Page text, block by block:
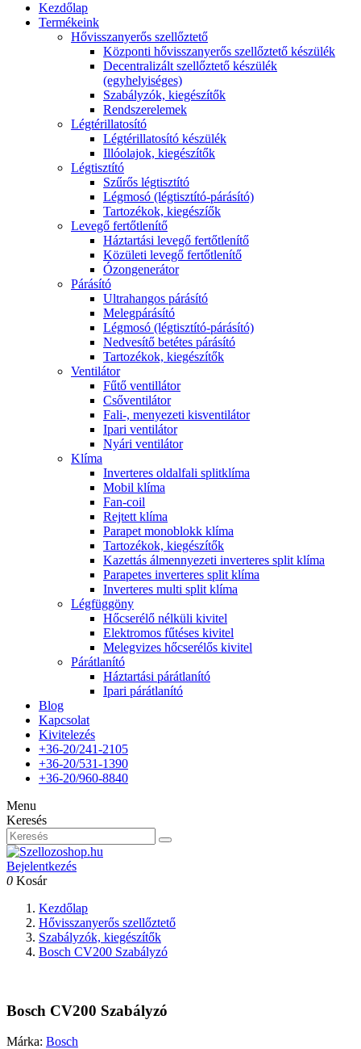
Kezdőlap
Termékeink
Hővisszanyerős szellőztető
Központi hővisszanyerős szellőztető készülék
Decentralizált szellőztető készülék
(egyhelyiséges)
Szabályzók, kiegészítők
Rendszerelemek
Légtérillatosító
Légtérillatosító készülék
Illóolajok, kiegészítők
Légtisztító
Szűrős légtisztító
Légmosó (légtisztító-párásító)
Tartozékok, kiegészíők
Levegő fertőtlenítő
Háztartási levegő fertőtlenítő
Közületi levegő fertőtlenítő
Ózongenerátor
Párásító
Ultrahangos párásító
Melegpárásító
Légmosó (légtisztító-párásító)
Nedvesítő betétes párásító
Tartozékok, kiegészítők
Ventilátor
Fűtő ventillátor
Csőventilátor
Fali-, menyezeti kisventilátor
Ipari ventilátor
Nyári ventilátor
Klíma
Inverteres oldalfali splitklíma
Mobil klíma
Fan-coil
Rejtett klíma
Parapet monoblokk klíma
Tartozékok, kiegészítők
Kazettás álmennyezeti inverteres split klíma
Parapetes inverteres split klíma
Inverteres multi split klíma
Légfüggöny
Hőcserélő nélküli kivitel
Elektromos fűtéses kivitel
Melegvizes hőcserélős kivitel
Párátlanító
Háztartási párátlanító
Ipari párátlanító
Blog
Kapcsolat
Kivitelezés
+36-20/241-2105
+36-20/531-1390
+36-20/960-8840
Menu
Keresés
Bejelentkezés
0 Kosár
Kezdőlap
Hővisszanyerős szellőztető
Szabályzók, kiegészítők
Bosch CV200 Szabályzó
Bosch CV200 Szabályzó
Márka: Bosch